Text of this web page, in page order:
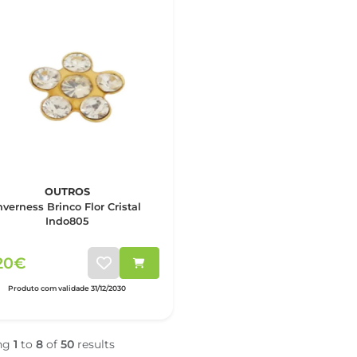
OUTROS
Brinco Flor Cristal
Indo805
Produto com validade 31/12/2030
1 to 8 of 50 results